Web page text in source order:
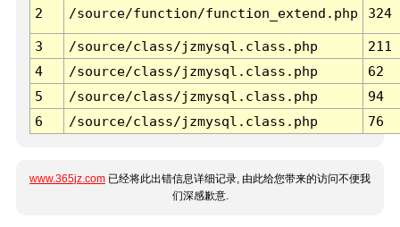
2 /source/function/function_extend.php 324
3 /source/class/jzmysql.class.php
211
4
/source/class/jzmysql.class.php
62
5
/source/class/jzmysql.class.php
94
6
/source/class/jzmysql.class.php 76
www.365jz.com 已经将此出错信息详细记录, 由此给您带来的访问不便我
们深感歉意.